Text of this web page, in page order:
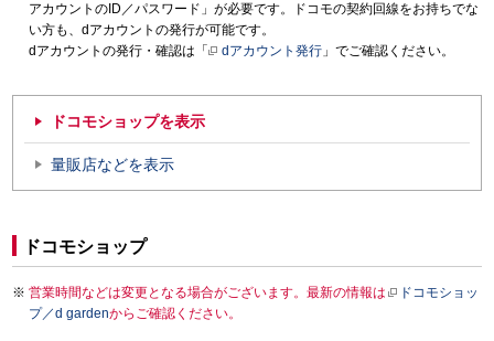
アカウントのID／パスワード」が必要です。ドコモの契約回線をお持ちでな
い方も、dアカウントの発行が可能です。
dアカウントの発行・確認は「
dアカウント発行 」でご確認ください。
ドコモショップを表示
量販店などを表示
ドコモショップ
営業時間などは変更となる場合がございます。最新の情報は
ドコモショッ
プ／d gardenからご確認ください。